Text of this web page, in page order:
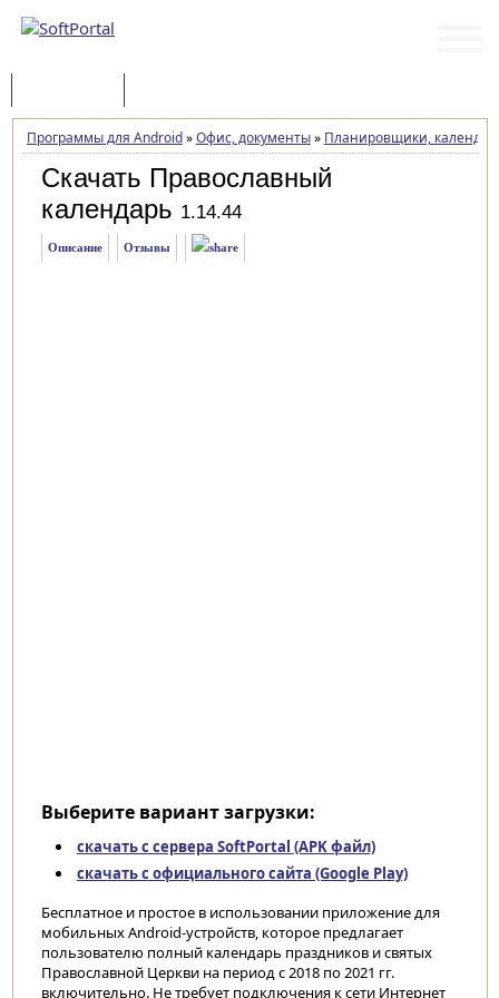
Программы для Android»Офис, документы» Планировщики,
Скачать Православный
календарь 1.14.44
Описание Отзывы
Выберите вариант загрузки:
скачать с сервера SoftPortal (APK файл)
скачать с официального сайта (Google Play)
Бесплатное и простое в использовании приложение для
мобильных Android-устройств, которое предлагает
пользователю полный календарь праздников и святых
Православной Церкви на период с 2018 по 2021 гг.
включительно. Не требует подключения к сети Интернет